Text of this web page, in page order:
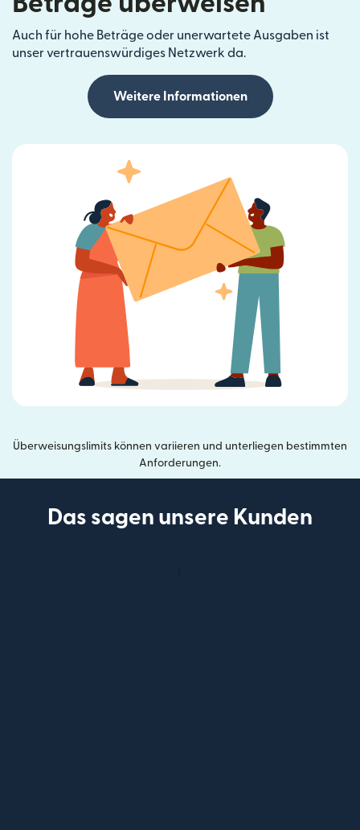
Auch für hohe Beträge oder unerwartete Ausgaben ist
unser vertrauenswürdiges Netzwerk da.
Weitere Informationen
Überweisungslimits können variieren und unterliegen bestimmten
Anforderungen.
Das sagen unsere Kunden